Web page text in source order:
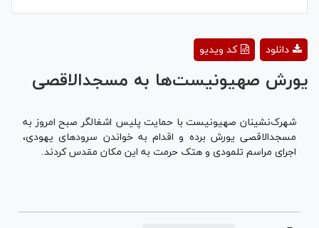
Video
کد ویدیو دانلود
یورش صهیونیست‌ها به مسجدالاقصی
شهرک‌نشینان صهیونیست با حمایت پلیس اشغالگر صبح امروز به
مسجد‌الاقصی یورش برده و اقدام به خواندن سرودهای یهودی،
اجرای مراسم تلمودی و هتک حرمت به این مکان مقدس کردند.